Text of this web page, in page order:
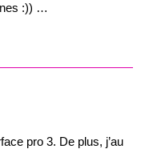
:)) …
pro 3. De plus, j’au